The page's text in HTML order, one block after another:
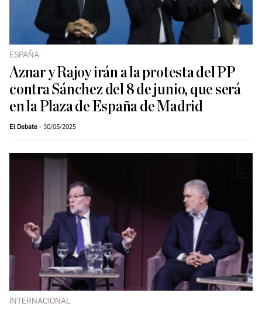
ESPAÑA
Aznar y Rajoy irán a la protesta del PP
contra Sánchez del 8 de junio, que será
en la Plaza de España de Madrid
El Debate 30/05/2025
INTERNACIONAL